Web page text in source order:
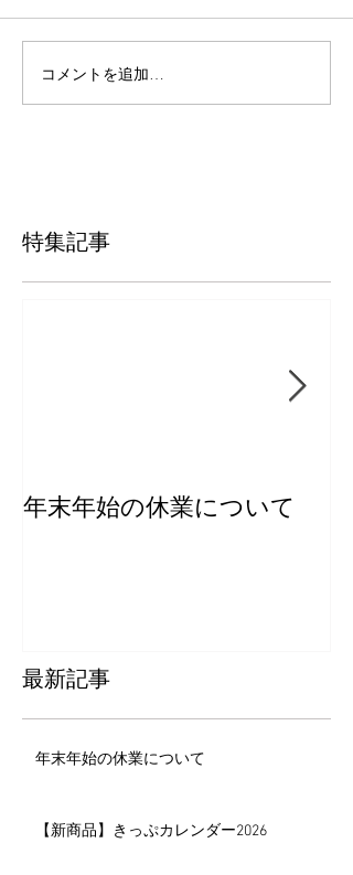
コメントを追加…
特集記事
年末年始の休業について
最新記事
年末年始の休業について
【新商品】きっぷカレンダー2026